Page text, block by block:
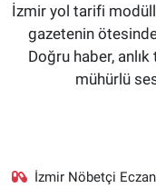
İzmir yol tarifi
gazetenin
Doğru haber,
mühürlü
İzmir Nöbetçi